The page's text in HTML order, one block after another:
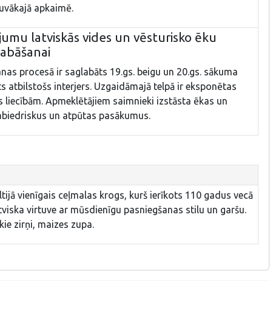
apkaimē.
latviskās vides un vēsturisko ēku
procesā ir saglabāts 19.gs. beigu un 20.gs. sākuma
atbilstošs interjers. Uzgaidāmajā telpā ir eksponētas
Apmeklētājiem saimnieki izstāsta ēkas un
un atpūtas pasākumus.
vienīgais ceļmalas krogs, kurš ierīkots 110 gadus vecā
virtuve ar mūsdienīgu pasniegšanas stilu un garšu.
zirņi, maizes zupa.